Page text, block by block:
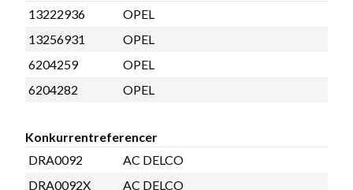
13222936
OPEL
13256931
OPEL
6204259
OPEL
6204282
OPEL
Konkurrentreferencer
DRA0092
AC DELCO
DRA0092X
AC DELCO